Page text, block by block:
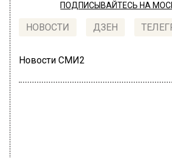
ПОДПИСЫВАЙТЕСЬ НА
НОВОСТИ ДЗЕН
Новости СМИ2